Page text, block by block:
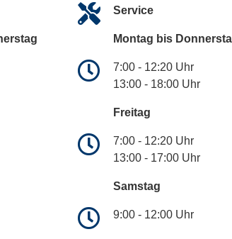
Service
Montag bis
7:00 - 12:20 Uhr
13:00 - 18:00 Uhr
Freitag
7:00 - 12:20 Uhr
13:00 - 17:00 Uhr
Samstag
9:00 - 12:00 Uhr